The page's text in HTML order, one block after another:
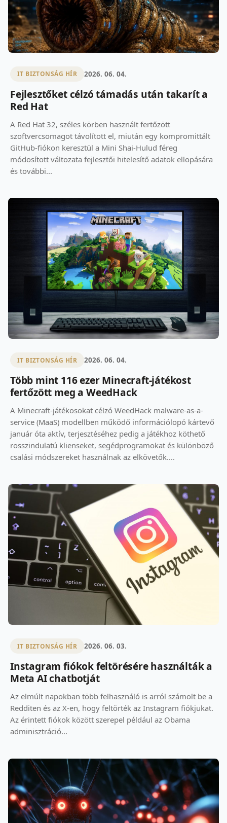
IT BIZTONSÁG HÍR 2026. 06. 04.
Fejlesztőket célzó támadás után takarít a
Red Hat
A Red Hat 32, széles körben használt fertőzött
szoftvercsomagot távolított el, miután egy kompromittált
GitHub-fiókon keresztül a Mini Shai-Hulud féreg
módosított változata fejlesztői hitelesítő adatok ellopására
és további...
IT BIZTONSÁG HÍR 2026. 06. 04.
Több mint 116 ezer Minecraft-játékost
fertőzött meg a WeedHack
A Minecraft-játékosokat célzó WeedHack malware-as-a-
service (MaaS) modellben működő információlopó kártevő
január óta aktív, terjesztéséhez pedig a játékhoz köthető
rosszindulatú klienseket, segédprogramokat és különböző
csalási módszereket használnak az elkövetők....
IT BIZTONSÁG HÍR 2026. 06. 03.
Instagram fiókok feltörésére használták a
Meta AI chatbotját
Az elmúlt napokban több felhasználó is arról számolt be a
Redditen és az X-en, hogy feltörték az Instagram fiókjukat.
Az érintett fiókok között szerepel például az Obama
adminisztráció...